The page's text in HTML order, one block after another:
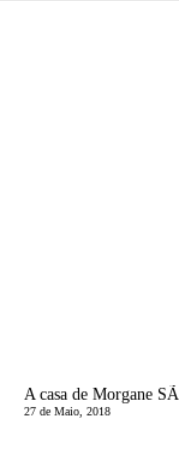
27 de Maio, 2018